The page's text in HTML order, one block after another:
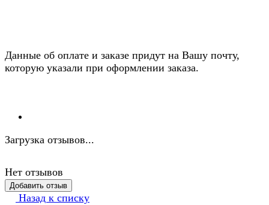
Данные об оплате и заказе придут на Вашу почту,
которую указали при оформлении заказа.
Загрузка отзывов...
Нет отзывов
Добавить отзыв
Назад к списку